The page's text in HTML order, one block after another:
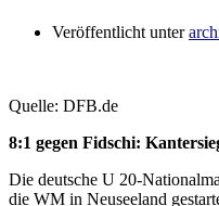
Veröffentlicht unter
Quelle: DFB.de
8:1 gegen Fidschi:
Die deutsche U 20-
die WM in Neuseeland